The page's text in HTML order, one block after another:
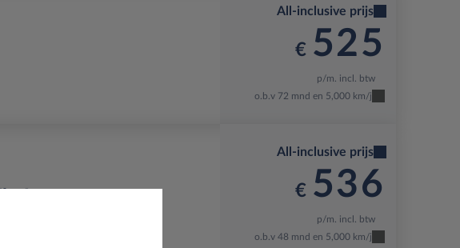
All-inclusive prijs
€ 525
p/m. incl. btw
o.b.v 72 mnd en 5,000 km/j
All-inclusive prijs
€ 536
p/m. incl. btw
o.b.v 48 mnd en 5,000 km/j